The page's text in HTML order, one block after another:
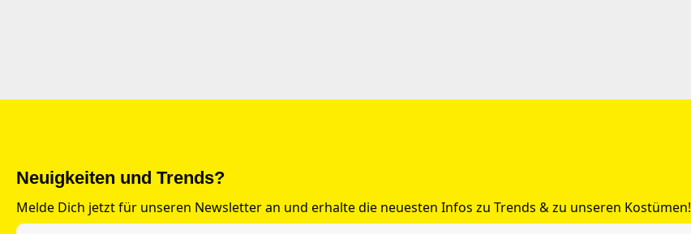
Neuigkeiten und Trends?
Melde Dich jetzt für unseren Newsletter an und erhalte die neuesten Infos zu Trends & zu unseren Kostümen!